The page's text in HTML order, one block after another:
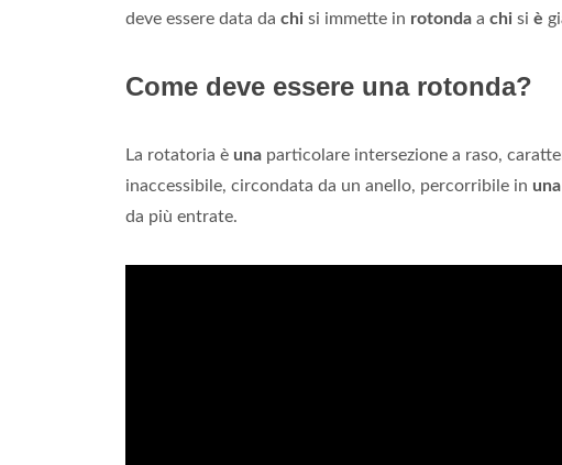
deve essere data da chi si immette in rotonda a chi si è
Come deve essere una rotonda?
La rotatoria è una particolare intersezione a raso,
inaccessibile, circondata da un anello, percorribile in una
da più entrate.